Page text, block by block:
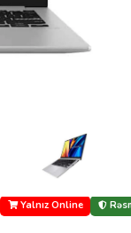
Yalnız Online